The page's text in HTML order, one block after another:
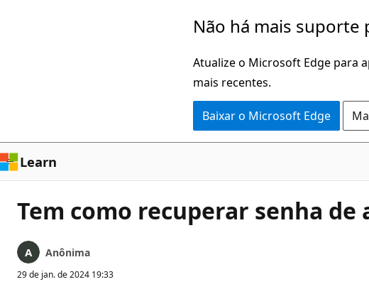
Não há mais suporte
Atualize o Microsoft Edge para
mais recentes.
Baixar o Microsoft Edge
Learn
Tem como recuperar senha de
Anônima
29 de jan. de 2024 19:33